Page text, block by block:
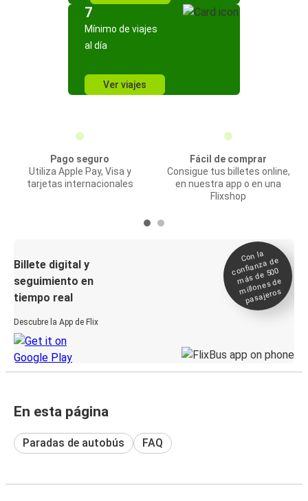
7
Mínimo de viajes
al día
Ver viajes
Pago seguro
Utiliza Apple Pay, Visa y
tarjetas internacionales
Fácil de comprar
Consigue tus billetes online,
en nuestra app o en una
Flixshop
Billete digital y
seguimiento en
tiempo real
Descubre la App de Flix
Con la
confianza de
más de 500
millones de
pasajeros
En esta página
Paradas de autobús FAQ